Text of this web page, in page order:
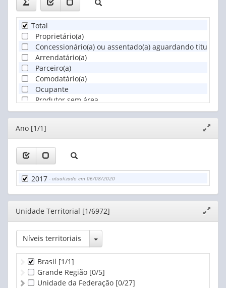
Total
Proprietário(a)
Concessionário(a) ou assentado(a) aguardando
Arrendatário(a)
Parceiro(a)
Comodatário(a)
Ocupante
Produtor sem área
Editor
janela
Ano [1/1]
2017 - atualizado em 06/08/2020
Editor
janela
Unidade Territorial [1/6972]
Níveis territoriais Toggle Dropdown
Brasil [1/1]
Grande Região [0/5]
Unidade da Federação [0/27]